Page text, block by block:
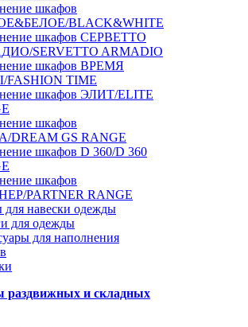
шкафов
BLACK&WHITE
шкафов СЕРВЕТТО
SERVETTO ARMADIO
шкафов ВРЕМЯ
TIME
шкафов ЭЛИТ/ELITE
шкафов
DREAM GS RANGE
шкафов D 360/D 360
шкафов
PARTNER RANGE
навески одежды
для одежды
для наполнения
раздвижных и складных